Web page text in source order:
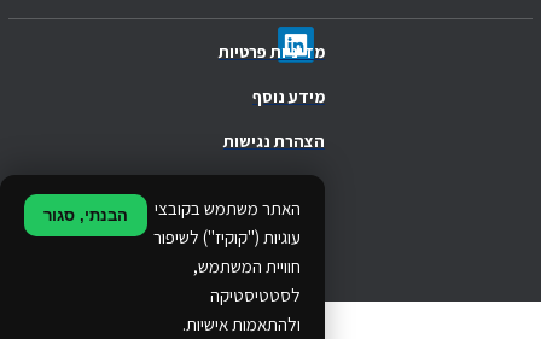
מדיניות פרטיות
האתר משתמש בקובצי
עוגיות ("קוקיז") לשיפור
חוויית המשתמש,
לסטטיסטיקה
ולהתאמות אישיות.
הבנתי, סגור
מידע נוסף
.
הצהרת נגישות
© 2024 Ethos Business. All rights reserved.